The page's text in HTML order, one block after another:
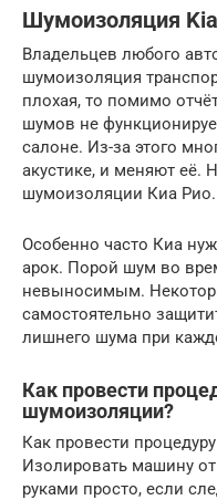
Шумоизоляция
Владельцев любого
шумоизоляция
плохая, то помимо
шумов не
салоне. Из-за этого
акустике, и меняют её.
шумоизоляции Киа Рио.
Особенно часто Киа
арок. Порой шум во
невыносимым.
самостоятельно
лишнего шума при
Как провести
шумоизоляции?
Как провести
Изолировать машину
руками просто, если